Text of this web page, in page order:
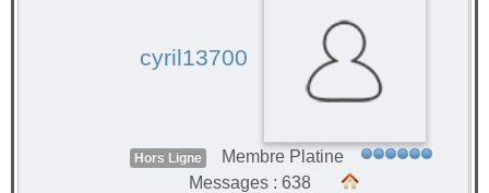
cyril13700
Hors Ligne
Membre Platine
Messages : 638